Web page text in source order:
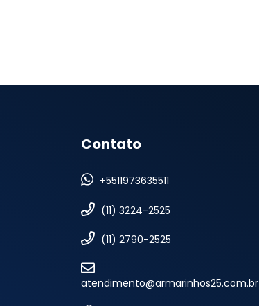
Contato
+5511973635511
(11) 3224-2525
(11) 2790-2525
atendimento@armarinhos25.com.br